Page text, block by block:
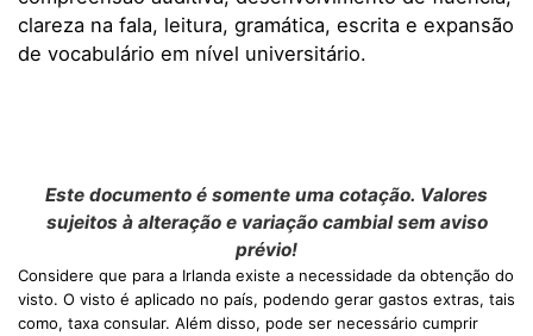
clareza na fala, leitura, gramática, escrita e expansão
de vocabulário em nível universitário.
Este documento é somente uma cotação. Valores
sujeitos à alteração e variação cambial sem aviso
prévio!
Considere que para a Irlanda existe a necessidade da obtenção do
visto. O visto é aplicado no país, podendo gerar gastos extras, tais
como, taxa consular. Além disso, pode ser necessário cumprir